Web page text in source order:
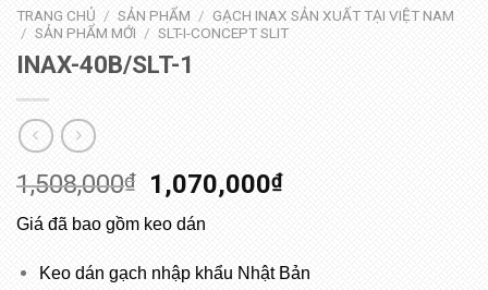
TRANG CHỦ / SẢN PHẨM / GẠCH INAX SẢN XUẤT TẠI VIỆT NAM
/ SẢN PHẨM MỚI / SLT-I-CONCEPT SLIT
INAX-40B/SLT-1
1,508,000₫ 1,070,000₫
Giá đã bao gồm keo dán
Keo dán gạch nhập khẩu Nhật Bản